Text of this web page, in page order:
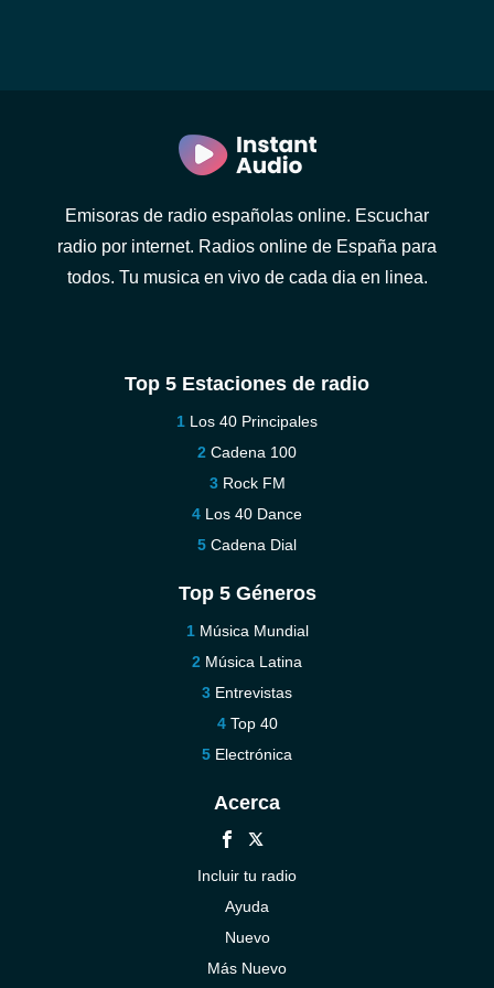
Emisoras de radio españolas online. Escuchar
radio por internet. Radios online de España para
todos. Tu musica en vivo de cada dia en linea.
Top 5 Estaciones de radio
Los 40 Principales
Cadena 100
Rock FM
Los 40 Dance
Cadena Dial
Top 5 Géneros
Música Mundial
Música Latina
Entrevistas
Top 40
Electrónica
Acerca
Incluir tu radio
Ayuda
Nuevo
Más Nuevo